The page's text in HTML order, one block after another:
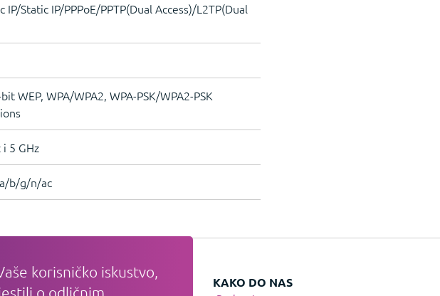
IP/Static IP/PPPoE/PPTP(Dual Access)/L2TP(Dual
WEP, WPA/WPA2, WPA-PSK/WPA2-PSK
i 5 GHz
b/g/n/ac
korisničko iskustvo,
o odličnim
KAKO KUPOVATI KAKO DO NAS